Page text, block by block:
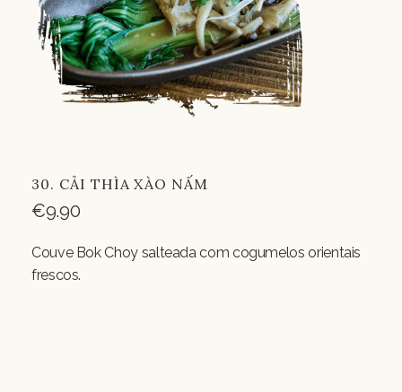
30. CẢI THÌA XÀO NẤM
€9.90
Couve Bok Choy salteada com cogumelos orientais
frescos.